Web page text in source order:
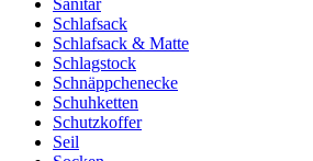
Sanitär
Schlafsack
Schlafsack & Matte
Schlagstock
Schnäppchenecke
Schuhketten
Schutzkoffer
Seil